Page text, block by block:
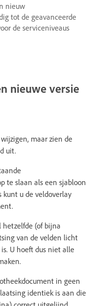
nieuw
tot de geavanceerde
de serviceniveaus
nieuwe versie
maar zien de
uit.
te slaan als een sjabloon
kunt u de veldoverlay
hetzelfde (of bijna
van de velden licht
U hoeft dus niet alle
in geen
identiek is aan die